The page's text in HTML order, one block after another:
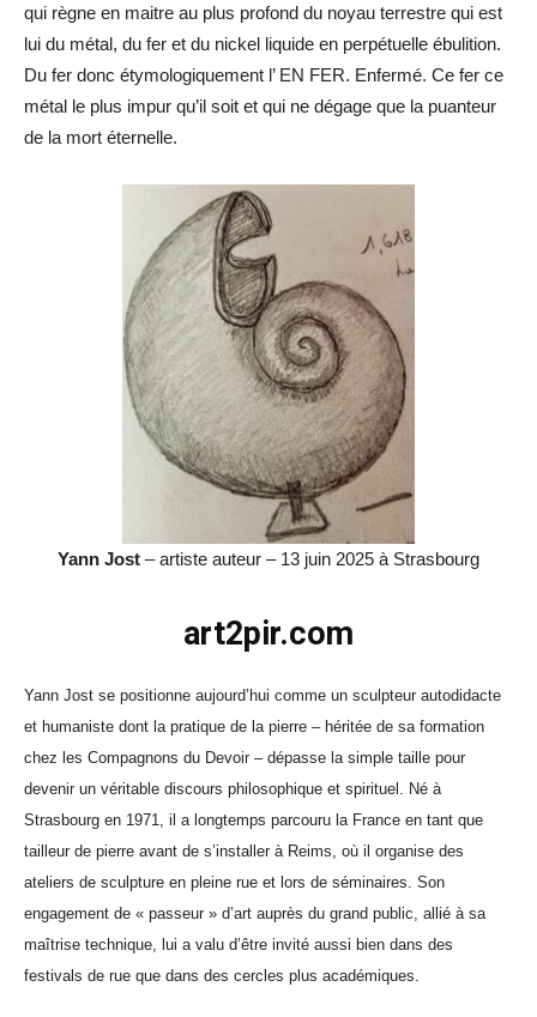
qui règne en maitre au plus profond du noyau terrestre qui est
lui du métal, du fer et du nickel liquide en perpétuelle ébulition.
Du fer donc étymologiquement l’ EN FER. Enfermé. Ce fer ce
métal le plus impur qu’il soit et qui ne dégage que la puanteur
de la mort éternelle.
Yann Jost – artiste auteur – 13 juin 2025 à Strasbourg
art2pir.com
Yann Jost se positionne aujourd’hui comme un sculpteur autodidacte
et humaniste dont la pratique de la pierre – héritée de sa formation
chez les Compagnons du Devoir – dépasse la simple taille pour
devenir un véritable discours philosophique et spirituel. Né à
Strasbourg en 1971, il a longtemps parcouru la France en tant que
tailleur de pierre avant de s’installer à Reims, où il organise des
ateliers de sculpture en pleine rue et lors de séminaires. Son
engagement de « passeur » d’art auprès du grand public, allié à sa
maîtrise technique, lui a valu d’être invité aussi bien dans des
festivals de rue que dans des cercles plus académiques.